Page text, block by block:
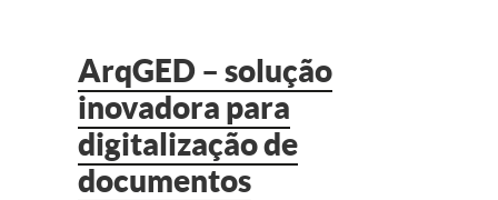
ArqGED – solução
inovadora para
digitalização de
documentos